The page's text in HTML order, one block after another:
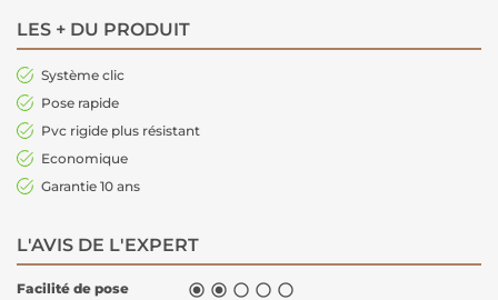
LES + DU PRODUIT
Système clic
Pose rapide
Pvc rigide plus résistant
Economique
Garantie 10 ans
L'AVIS DE L'EXPERT
Facilité de pose     